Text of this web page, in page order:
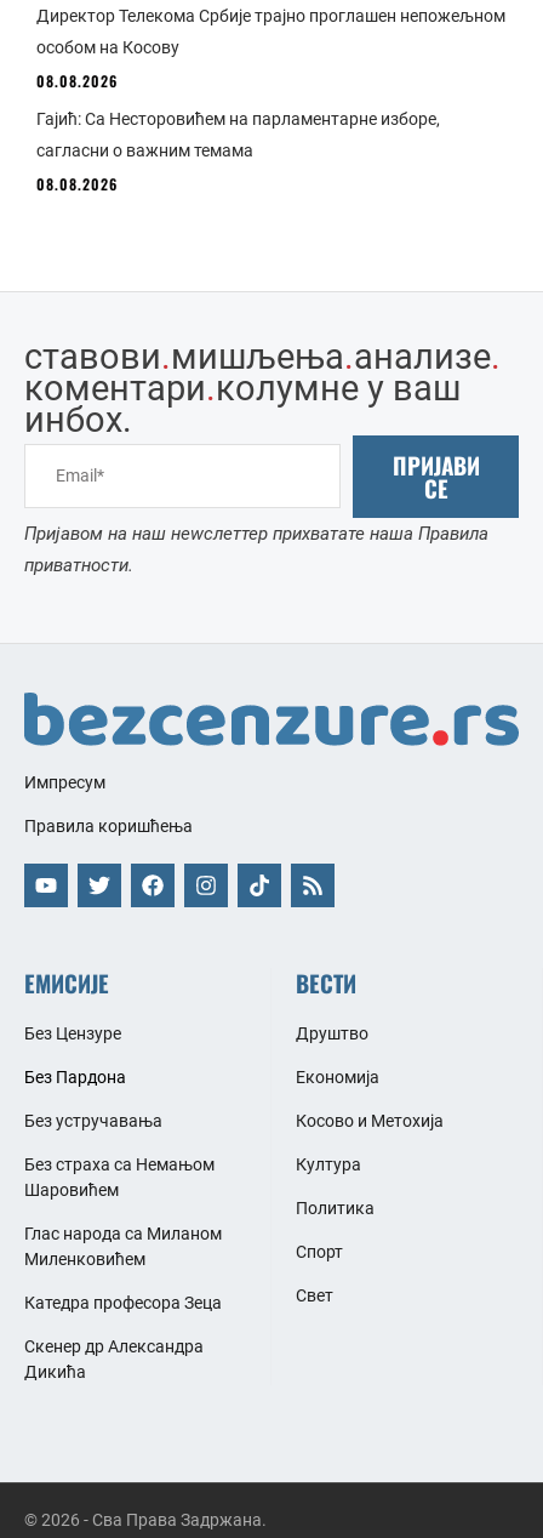
Директор Телекома Србије трајно проглашен непожељном
особом на Косову
08.08.2026
Гајић: Са Несторовићем на парламентарне изборе,
сагласни о важним темама
08.08.2026
ставови.мишљења.анализе.
коментари.колумне у ваш
инбоx.
ПРИЈАВИ
СЕ
Пријавом на наш неwслеттер прихватате наша Правила
приватности.
Импресум
Правила коришћења
ЕМИСИЈЕ
Без Цензуре
Без Пардона
Без устручавања
Без страха са Немањом
Шаровићем
Глас народа са Миланом
Миленковићем
Катедра професора Зеца
Скенер др Александра
Дикића
ВЕСТИ
Друштво
Економија
Косово и Метохија
Култура
Политика
Спорт
Свет
© 2026 - Сва Права Задржана.